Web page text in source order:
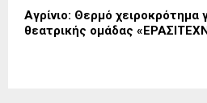
Αγρίνιο: Θερμό χειροκρότημα
θεατρικής ομάδας